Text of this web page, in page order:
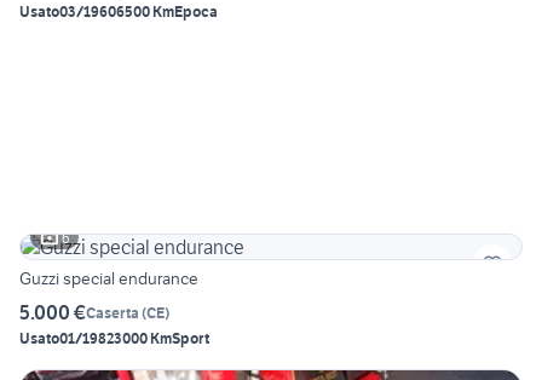
Usato03/19606500 KmEpoca
6
Guzzi special endurance
5.000 €Caserta (CE)
Usato01/19823000 KmSport